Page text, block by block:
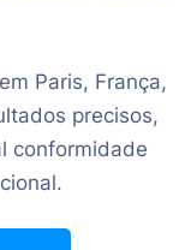
Paris, França,
precisos,
conformidade